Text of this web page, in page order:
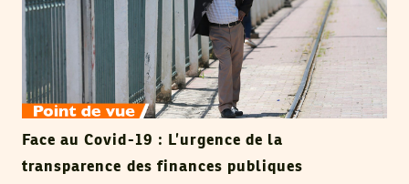
Face au Covid-19 : L’urgence de la
transparence des finances publiques